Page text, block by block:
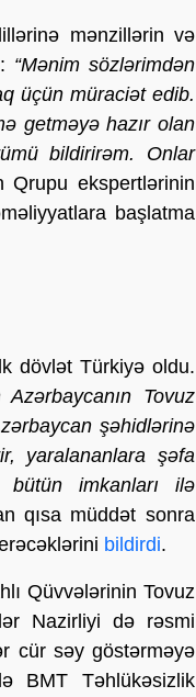
mənzillərin və
“Mənim sözlərimdən
üçün müraciət edib.
getməyə hazır olan
bildirirəm. Onlar
Qrupu ekspertlərinin
başlatma
dövlət Türkiyə oldu.
Tovuz
şəhidlərinə
yaralananlara şəfa
bütün imkanları ilə
qısa müddət sonra
bildirdi.
Qüvvələrinin Tovuz
Nazirliyi də rəsmi
cür səy göstərməyə
BMT Təhlükəsizlik